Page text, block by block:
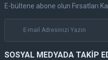
E-bültene abone olun Fırsatları
SOSYAL MEDYADA TAKİP